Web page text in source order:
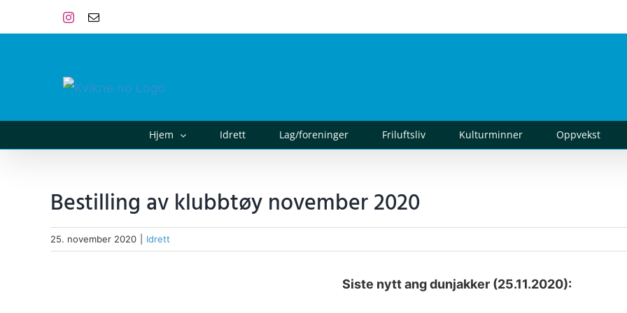
to
Instagram
E-
Hjem Idrett Lag/foreninger Friluftsliv Kulturminner Oppvekst
Bestilling av klubbtøy november 2020
25. november 2020 Idrett
Siste nytt ang dunjakker (25.11.2020):